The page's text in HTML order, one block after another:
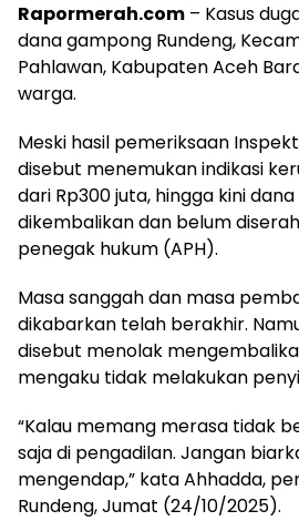
Rapormerah.com – Kasus
dana gampong Rundeng,
Pahlawan, Kabupaten Aceh
warga.
Meski hasil pemeriksaan
disebut menemukan indikasi
dari Rp300 juta, hingga kini
dikembalikan dan belum
penegak hukum (APH).
Masa sanggah dan masa
dikabarkan telah berakhir.
disebut menolak
mengaku tidak melakukan
“Kalau memang merasa tidak
saja di pengadilan. Jangan
mengendap,” kata Ahhadda,
Rundeng, Jumat (24/10/2025).